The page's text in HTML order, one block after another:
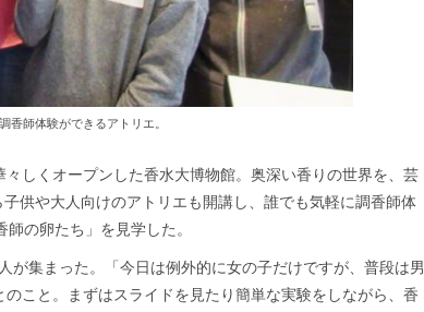
香師体験ができるアトリエ。
しくオープンした香水大博物館。奥深い香りの世界を、芸
供や大人向けのアトリエも開講し、誰でも気軽に調香師体
の卵たち」を見学した。
集まった。「今日は例外的に女の子だけですが、普段は男
こと。まずはスライドを見たり簡単な実験をしながら、香